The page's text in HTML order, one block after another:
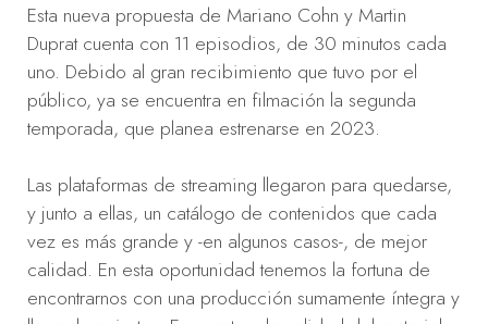
Esta nueva propuesta de Mariano Cohn y Martin
Duprat cuenta con 11 episodios, de 30 minutos cada
uno. Debido al gran recibimiento que tuvo por el
público, ya se encuentra en filmación la segunda
temporada, que planea estrenarse en 2023.
Las plataformas de streaming llegaron para quedarse,
y junto a ellas, un catálogo de contenidos que cada
vez es más grande y -en algunos casos-, de mejor
calidad. En esta oportunidad tenemos la fortuna de
encontrarnos con una producción sumamente íntegra y